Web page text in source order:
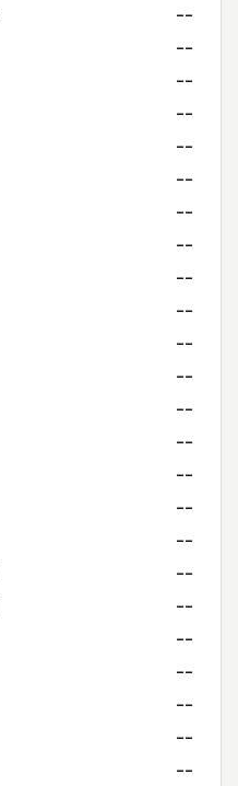
--
--
--
--
--
--
--
--
--
--
--
--
--
--
--
--
--
--
--
--
--
--
--
--